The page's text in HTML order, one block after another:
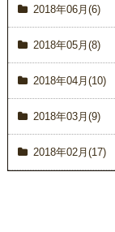
2018年06月(6)
2018年05月(8)
2018年04月(10)
2018年03月(9)
2018年02月(17)